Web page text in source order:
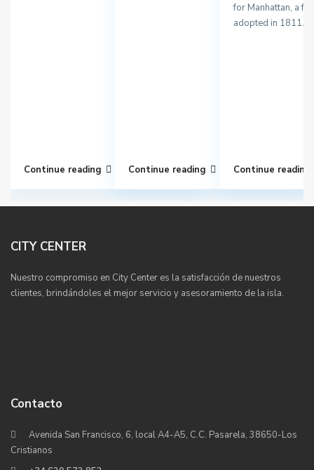
Continue reading Continue reading
for Manhattan, a
adopted in 1811.
Continue reading
CITY CENTER
Nuestro compromiso en City Center es la satisfacción de nuestros
clientes, brindándoles el mejor servicio y asesoramiento de la isla.
Contacto
Avenida San Francisco, 6, local A4-A5, C.C. Pasarela, 38650-Los
Cristianos